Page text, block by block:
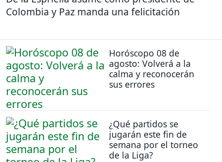
Colombia y Paz manda una felicitación
Horóscopo 08 de
agosto: Volverá a la
calma y reconocerán
sus errores
¿Qué partidos se
jugarán este fin de
semana por el torneo
de la Liga?